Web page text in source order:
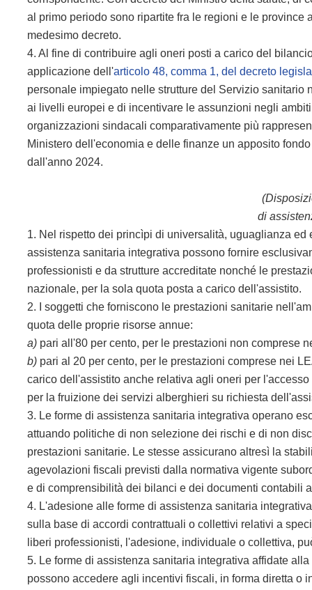
al primo periodo sono ripartite fra le regioni e le
medesimo decreto.
4. Al fine di contribuire agli oneri posti a carico del
applicazione dell'articolo 48, comma 1, del decreto
personale impiegato nelle strutture del Servizio
ai livelli europei e di incentivare le assunzioni negli
organizzazioni sindacali comparativamente più
Ministero dell'economia e delle finanze un apposito
dall'anno 2024.
di
1. Nel rispetto dei princìpi di universalità, uguaglianza
assistenza sanitaria integrativa possono fornire
professionisti e da strutture accreditate nonché le
nazionale, per la sola quota posta a carico dell'assistito.
2. I soggetti che forniscono le prestazioni sanitarie
quota delle proprie risorse annue:
a) pari all'80 per cento, per le prestazioni non comprese
b) pari al 20 per cento, per le prestazioni comprese nei
carico dell'assistito anche relativa agli oneri per
per la fruizione dei servizi alberghieri su richiesta
3. Le forme di assistenza sanitaria integrativa operano
attuando politiche di non selezione dei rischi e di non
prestazioni sanitarie. Le stesse assicurano altresì la
agevolazioni fiscali previsti dalla normativa vigente
e di comprensibilità dei bilanci e dei documenti contabili
4. L'adesione alle forme di assistenza sanitaria
sulla base di accordi contrattuali o collettivi relativi a
liberi professionisti, l'adesione, individuale o collettiva,
5. Le forme di assistenza sanitaria integrativa affidate
possono accedere agli incentivi fiscali, in forma diretta o